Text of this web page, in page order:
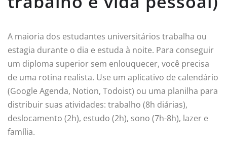
A maioria dos estudantes universitários trabalha ou
estagia durante o dia e estuda à noite. Para conseguir
um diploma superior sem enlouquecer, você precisa
de uma rotina realista. Use um aplicativo de calendário
(Google Agenda, Notion, Todoist) ou uma planilha para
distribuir suas atividades: trabalho (8h diárias),
deslocamento (2h), estudo (2h), sono (7h-8h), lazer e
família.